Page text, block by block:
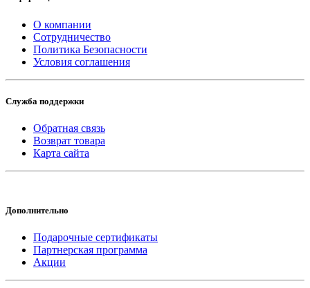
О компании
Сотрудничество
Политика Безопасности
Условия соглашения
Служба поддержки
Обратная связь
Возврат товара
Карта сайта
Дополнительно
Подарочные сертификаты
Партнерская программа
Акции